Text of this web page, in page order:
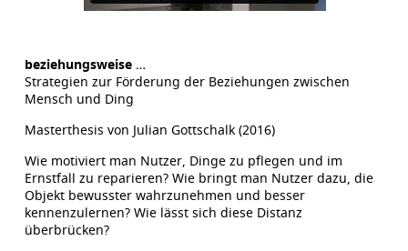
beziehungsweise…
Strategien zur Förderung der Beziehungen zwischen
Mensch und Ding
Masterthesis von Julian Gottschalk (2016)
Wie motiviert man Nutzer, Dinge zu pflegen und im
Ernstfall zu reparieren? Wie bringt man Nutzer dazu, die
Objekt bewusster wahrzunehmen und besser
kennenzulernen? Wie lässt sich diese Distanz
überbrücken?